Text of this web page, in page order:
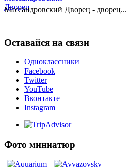
Массандровский Дворец - дворец...
Оставайся на связи
Одноклассники
Facebook
Twitter
YouTube
Вконтакте
Instagram
Фото миниатюр